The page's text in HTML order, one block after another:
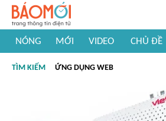
NÓNG MỚI VIDEO CHỦ ĐỀ
#Khám phá thế giới
TÌM KIẾM ỨNG DỤNG WEB